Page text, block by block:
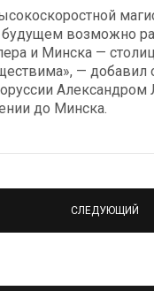
будущем возможно
и Минска —
— добавил
до Минска.
СЛЕДУЮЩИЙ